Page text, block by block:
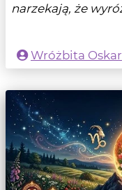
narzekają, że
Wróżbita Oskar